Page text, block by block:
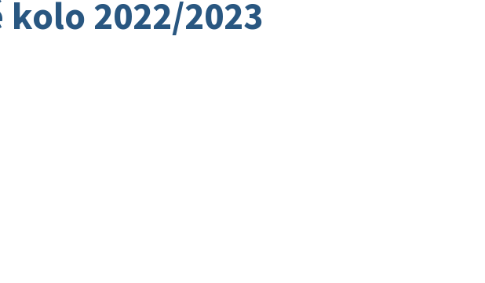
2022/2023